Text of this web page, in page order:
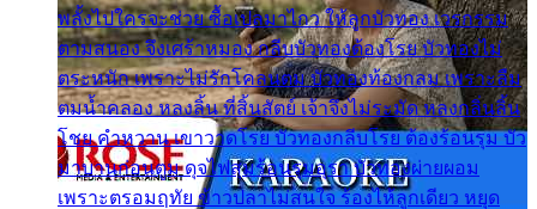
พลั้งไปใครจะช่วย ซื้อเปลมาไกว ให้ลูกบัวทอง เวรกรรม
ตามสนอง จึงเศร้าหมอง กลีบบัวทองต้องโรย บัวทองไม่
ตระหนัก เพราะไม่รักโคลนตม บัวทองท้องกลม เพราะลืม
ตมน้ำคลอง หลงลิ้น ที่สิ้นสัตย์ เจ้าจึงไม่ระมัด หลงกลิ่นลิ้น
โชย คำหวาน เขาวาดโรย บัวทองกลีบโรย ต้องร้อนรุม บัว
มาบานก่อนตูม ดุจไฟสุมร้อนรุมอุรา บัวทองผ่ายผอม
เพราะตรอมฤทัย ข้าวปลาไม่สนใจ ร้องไห้ลูกเดียว หยุด